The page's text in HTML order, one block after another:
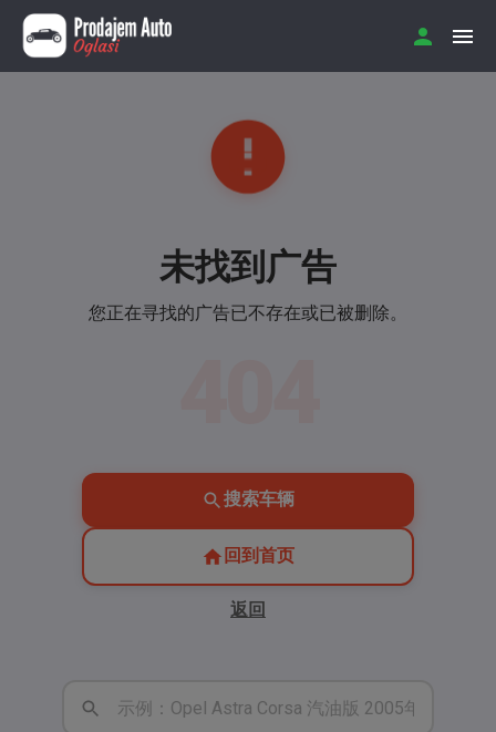
未找到广告
您正在寻找的广告已不存在或已被删除。
搜索车辆
回到首页
返回